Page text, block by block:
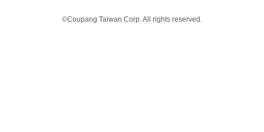
©Coupang Taiwan Corp. All rights reserved.